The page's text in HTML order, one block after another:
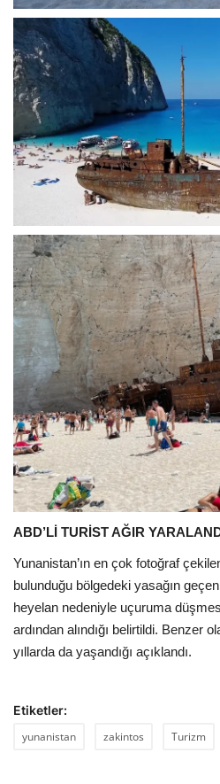
ABD’Lİ TURİST AĞIR
Yunanistan’ın en çok fotoğraf
bulunduğu bölgedeki yasağın
heyelan nedeniyle uçuruma
ardından alındığı belirtildi. Benzer
yıllarda da yaşandığı açıklandı.
Etiketler:
yunanistan
zakintos Turizm